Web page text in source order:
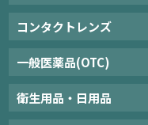
コンタクトレンズ
一般医薬品(OTC)
衛生用品・日用品